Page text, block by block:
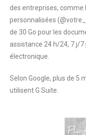
des entreprises, comme
personnalisées
de 30 Go pour les
assistance 24 h/24, 7 j/
électronique.
Selon Google, plus de 5
utilisent G Suite.